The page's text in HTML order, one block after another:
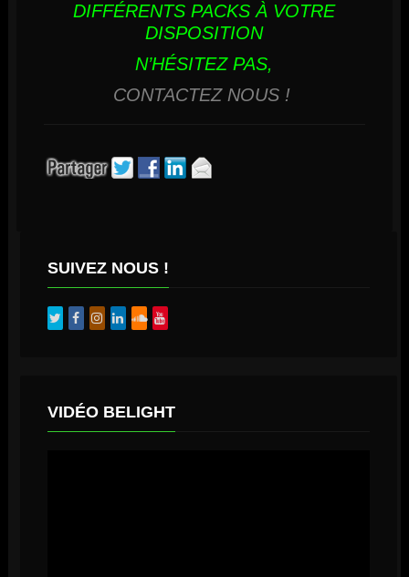
DIFFÉRENTS PACKS À VOTRE
DISPOSITION
N’HÉSITEZ PAS,
CONTACTEZ NOUS !
SUIVEZ NOUS !
VIDÉO BELIGHT